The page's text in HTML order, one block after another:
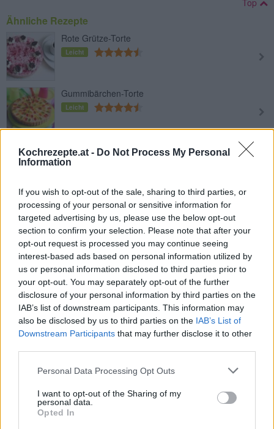
Kochrezepte.at - Do Not Process My Personal
Information
If you wish to opt-out of the sale, sharing to third parties, or
processing of your personal or sensitive information for
targeted advertising by us, please use the below opt-out
section to confirm your selection. Please note that after your
opt-out request is processed you may continue seeing
interest-based ads based on personal information utilized by
us or personal information disclosed to third parties prior to
your opt-out. You may separately opt-out of the further
disclosure of your personal information by third parties on the
IAB’s list of downstream participants. This information may
also be disclosed by us to third parties on the IAB’s List of
Downstream Participants that may further disclose it to other
Personal Data Processing Opt Outs
I want to opt-out of the Sharing of my
personal data.
Opted In
Ähnliche Rezepte
Rote Grütze-Torte
Leicht
Gummibärchen-Torte
Leicht
Nutella-Kirschtorte
Leicht
Fruchtikus Torte
Leicht
Kakao Tortenboden
Leicht
Bananencremetorte
Blaubeer-Kokos-Torte